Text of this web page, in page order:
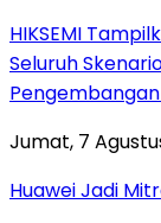
HIKSEMI
Seluruh
Jumat, 7
Huawei Jadi